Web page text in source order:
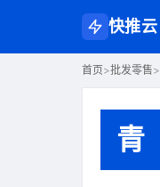
快推云
首页>批发零售>
青